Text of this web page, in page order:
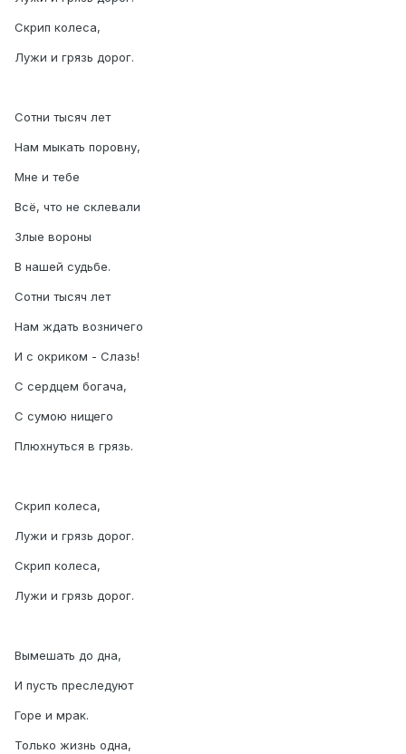
Скрип колеса,
Лужи и грязь дорог.
Сотни тысяч лет
Нам мыкать поровну,
Мне и тебе
Всё, что не склевали
Злые вороны
В нашей судьбе.
Сотни тысяч лет
Нам ждать возничего
И с окриком - Слазь!
С сердцем богача,
С сумою нищего
Плюхнуться в грязь.
Скрип колеса,
Лужи и грязь дорог.
Скрип колеса,
Лужи и грязь дорог.
Вымешать до дна,
И пусть преследуют
Горе и мрак.
Только жизнь одна,